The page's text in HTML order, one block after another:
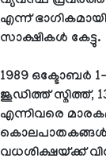
എന്ന്
സാക്ഷികൾ കേട്ടു.
1989 ഒക്ടോബർ
ജൂഡിത്ത്
എന്നിവരെ
വധശിക്ഷയ്ക്ക്